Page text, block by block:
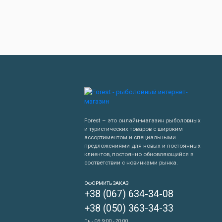
Перезвонить мне
Forest – это онлайн-магазин рыболовных
и туристических товаров с широким
ассортиментом и специальными
предложениями для новых и постоянных
клиентов, постоянно обновляющийся в
соответствии с новинками рынка.
ОФОРМИТЬ ЗАКАЗ
+38 (067) 634-34-08
+38 (050) 363-34-33
Пн - Сб: 9:00 - 20:00